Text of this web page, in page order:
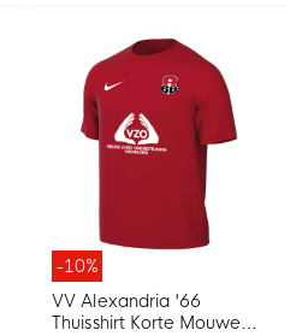
-10%
VV Alexandria '66
Thuisshirt Korte Mouwen